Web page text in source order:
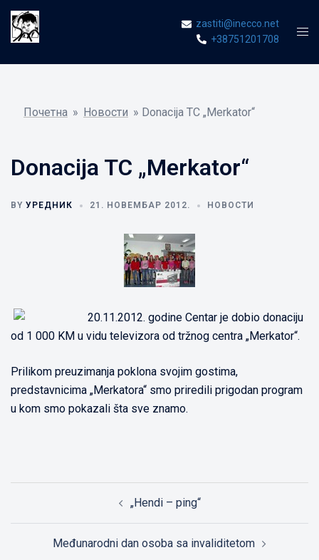
Skip
content
zastiti@inecco.net
+38751201708
Почетна » Новости » Donacija TC „Merkator“
Donacija TC „Merkator“
BY УРЕДНИК 21. НОВЕМБАР 2012. НОВОСТИ
20.11.2012. godine Centar je dobio donaciju
od 1 000 KM u vidu televizora od tržnog centra „Merkator“.
Prilikom preuzimanja poklona svojim gostima,
predstavnicima „Merkatora“ smo priredili prigodan program
u kom smo pokazali šta sve znamo.
„Hendi – ping“
Međunarodni dan osoba sa invaliditetom